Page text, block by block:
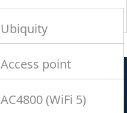
Ubiquity
Access point
AC4800 (WiFi 5)